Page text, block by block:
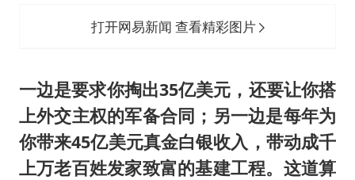
打开网易新闻 查看精彩图片
一边是要求你掏出35亿美元，还要让你搭
上外交主权的军备合同；另一边是每年为
你带来45亿美元真金白银收入，带动成千
上万老百姓发家致富的基建工程。这道算